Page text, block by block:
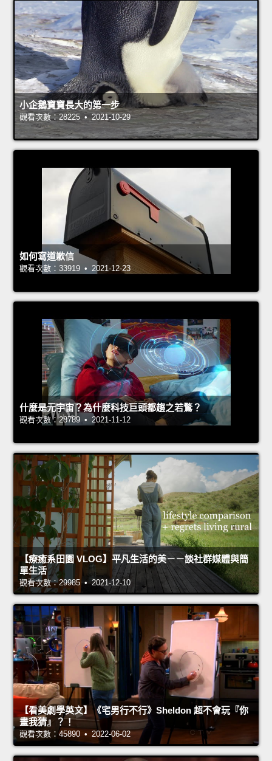
小企鵝寶寶長大的第一步
觀看次數：28225 • 2021-10-29
如何寫道歉信
觀看次數：33919 • 2021-12-23
什麼是元宇宙？為什麼科技巨頭都趨之若鶩？
觀看次數：28789 • 2021-11-12
【療癒系田園 VLOG】平凡生活的美－－談社群媒體與簡
單生活
觀看次數：29985 • 2021-12-10
【看美劇學英文】《宅男行不行》Sheldon 超不會玩『你
畫我猜』？！
觀看次數：45890 • 2022-06-02